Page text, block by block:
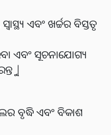
ଏବଂ ଖର୍ଚ୍ଚର ବିସ୍ତୃତ
ଏବଂ ସୂଚନାଯୋଗ୍ୟ
|
ବୃଦ୍ଧି ଏବଂ ବିକାଶ